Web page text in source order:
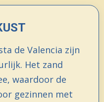
de Valencia zijn
Het zand
waardoor de
gezinnen met